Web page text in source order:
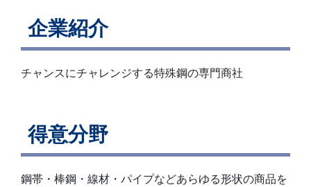
企業紹介
チャンスにチャレンジする特殊鋼の専門商社
得意分野
鋼帯・棒鋼・線材・パイプなどあらゆる形状の商品を